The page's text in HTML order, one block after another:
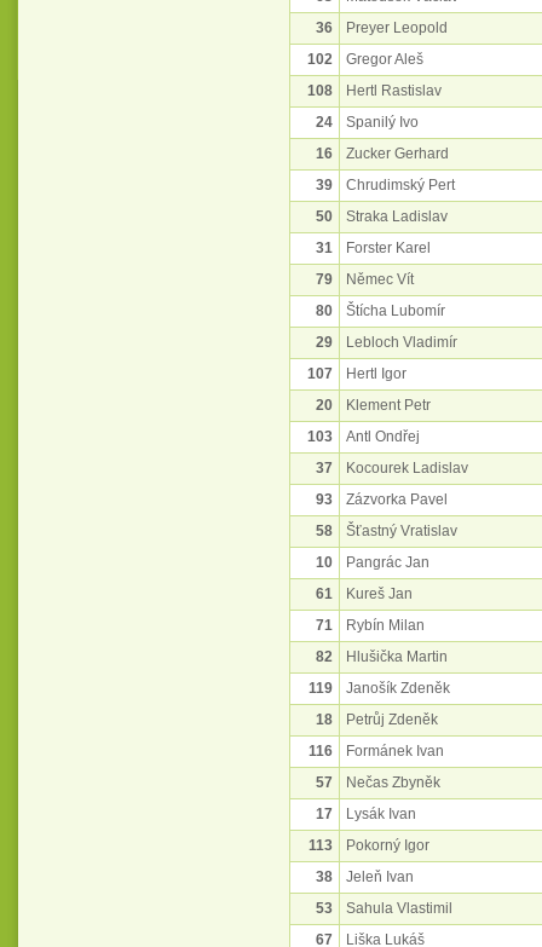
36
Preyer Leopold
102
Gregor Aleš
108
Hertl Rastislav
24
Spanilý Ivo
16
Zucker Gerhard
39
Chrudimský Pert
50
Straka Ladislav
31
Forster Karel
79
Němec Vít
80
Štícha Lubomír
29
Lebloch Vladimír
107
Hertl Igor
20
Klement Petr
103
Antl Ondřej
37
Kocourek Ladislav
93
Zázvorka Pavel
58
Šťastný Vratislav
10
Pangrác Jan
61
Kureš Jan
71
Rybín Milan
82
Hlušička Martin
119
Janošík Zdeněk
18
Petrůj Zdeněk
116
Formánek Ivan
57
Nečas Zbyněk
17
Lysák Ivan
113
Pokorný Igor
38
Jeleň Ivan
53
Sahula Vlastimil
67
Liška Lukáš